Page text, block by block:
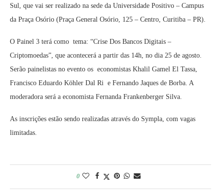
Sul, que vai ser realizado na sede da Universidade Positivo – Campus
da Praça Osório (Praça General Osório, 125 – Centro, Curitiba – PR).
O Painel 3 terá como tema: “Crise Dos Bancos Digitais –
Criptomoedas”, que acontecerá a partir das 14h, no dia 25 de agosto.
Serão painelistas no evento os economistas Khalil Gamel El Tassa,
Francisco Eduardo Köhler Dal Ri e Fernando Jaques de Borba. A
moderadora será a economista Fernanda Frankenberger Silva.
As inscrições estão sendo realizadas através do Sympla, com vagas
limitadas.
0